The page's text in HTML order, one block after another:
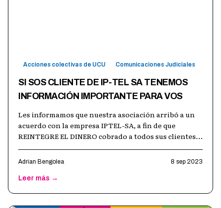
Acciones colectivas de UCU Comunicaciones Judiciales
SI SOS CLIENTE DE IP-TEL SA TENEMOS
INFORMACIÓN IMPORTANTE PARA VOS
Les informamos que nuestra asociación arribó a un
acuerdo con la empresa IPTEL-SA, a fin de que
REINTEGRE EL DINERO cobrado a todos sus clientes
Adrian Bengolea 8 sep 2023
Leer más →